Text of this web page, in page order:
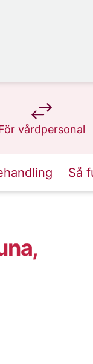
vårdpersonal
på 1177.se
Så